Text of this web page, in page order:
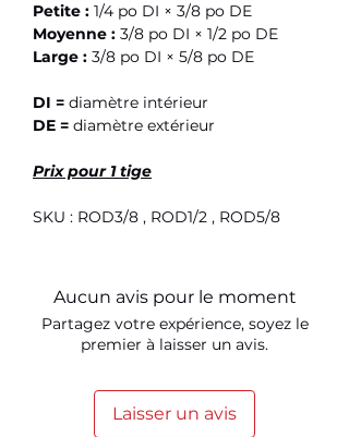
Petite : 1/4 po DI × 3/8 po DE
Moyenne : 3/8 po DI × 1/2 po DE
Large : 3/8 po DI × 5/8 po DE
DI = diamètre intérieur
DE = diamètre extérieur
Prix pour 1 tige
SKU : ROD3/8 , ROD1/2 , ROD5/8
Aucun avis pour le moment
Partagez votre expérience, soyez le
premier à laisser un avis.
Laisser un avis